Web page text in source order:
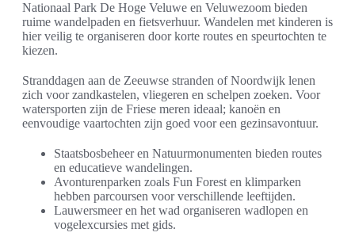
Nationaal Park De Hoge Veluwe en Veluwezoom bieden
ruime wandelpaden en fietsverhuur. Wandelen met kinderen is
hier veilig te organiseren door korte routes en speurtochten te
kiezen.
Stranddagen aan de Zeeuwse stranden of Noordwijk lenen
zich voor zandkastelen, vliegeren en schelpen zoeken. Voor
watersporten zijn de Friese meren ideaal; kanoën en
eenvoudige vaartochten zijn goed voor een gezinsavontuur.
Staatsbosbeheer en Natuurmonumenten bieden routes
en educatieve wandelingen.
Avonturenparken zoals Fun Forest en klimparken
hebben parcoursen voor verschillende leeftijden.
Lauwersmeer en het wad organiseren wadlopen en
vogelexcursies met gids.